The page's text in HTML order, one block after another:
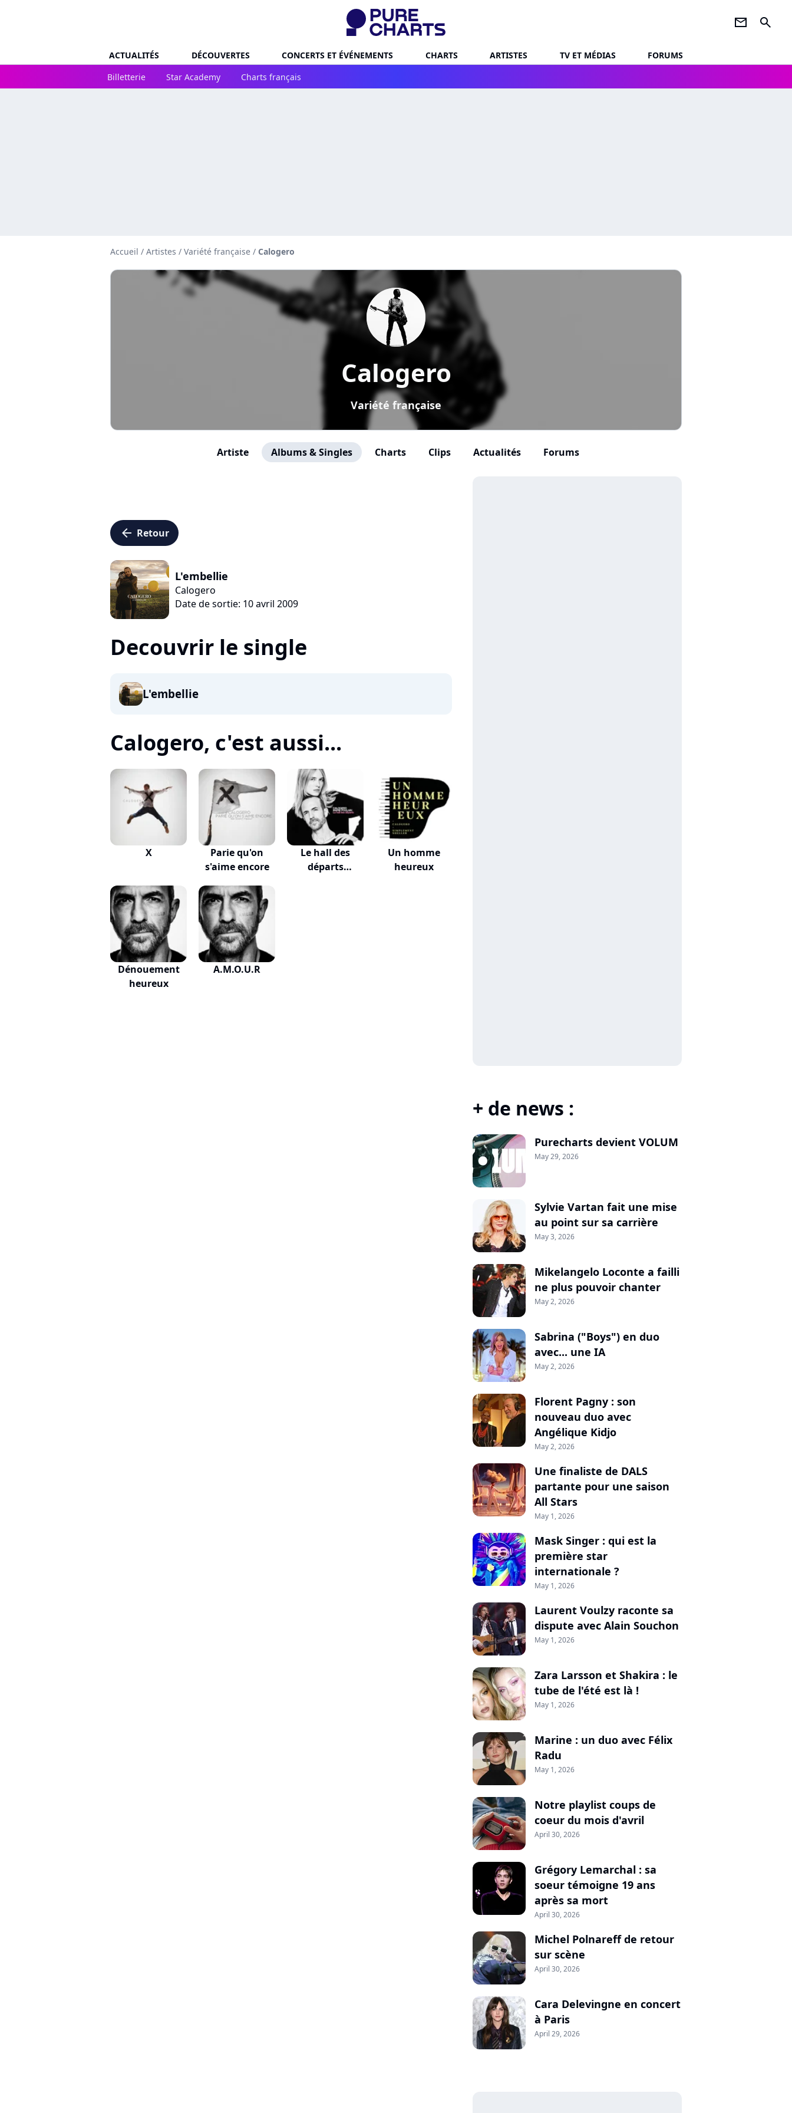
newsletter search
ACTUALITÉS DÉCOUVERTES CONCERTS ET ÉVÉNEMENTS CHARTS ARTISTES TV ET MÉDIAS
FORUMS
Billetterie
Star Academy Charts français
Accueil / Artistes / Variété française / Calogero
Calogero
Variété française
Artiste Albums & Singles Charts Clips Actualités Forums
arrow_left Retour
L'embellie
Calogero
Date de sortie: 10 avril 2009
Decouvrir le single
L'embellie
Calogero, c'est aussi...
X
Parie qu'on
s'aime encore
Le hall des
départs
Un homme
heureux
Dénouement
heureux
A.M.O.U.R
+ de news :
Purecharts devient VOLUM
May 29, 2026
Sylvie Vartan fait une mise
au point sur sa carrière
May 3, 2026
Mikelangelo Loconte a failli
ne plus pouvoir chanter
May 2, 2026
Sabrina ("Boys") en duo
avec... une IA
May 2, 2026
Florent Pagny : son
nouveau duo avec
Angélique Kidjo
May 2, 2026
Une finaliste de DALS
partante pour une saison
All Stars
May 1, 2026
Mask Singer : qui est la
première star
internationale ?
May 1, 2026
Laurent Voulzy raconte sa
dispute avec Alain Souchon
May 1, 2026
Zara Larsson et Shakira : le
tube de l'été est là !
May 1, 2026
Marine : un duo avec Félix
Radu
May 1, 2026
Notre playlist coups de
coeur du mois d'avril
April 30, 2026
Grégory Lemarchal : sa
soeur témoigne 19 ans
après sa mort
April 30, 2026
Michel Polnareff de retour
sur scène
April 30, 2026
Cara Delevingne en concert
à Paris
April 29, 2026